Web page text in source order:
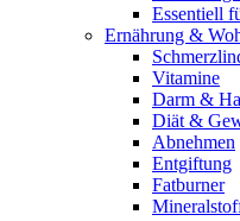
Essentiell
Ernährung &
Vitamine
Darm &
Diät &
Abnehmen
Entgiftung
Fatburner